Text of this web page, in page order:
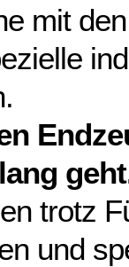
mit
trotz
und